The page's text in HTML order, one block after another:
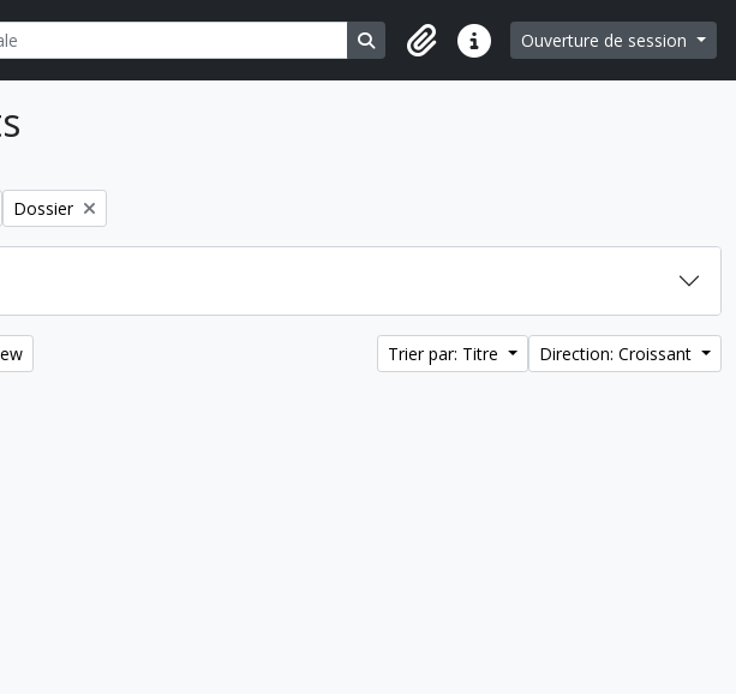
Search in browse page
Liens rapidesOuverture de session
Remove filter:
Dossier
Trier par: Titre Direction: Croissant